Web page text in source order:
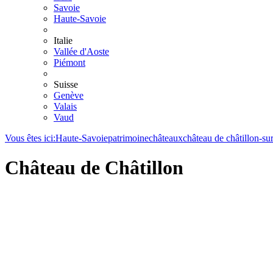
Savoie
Haute-Savoie
Italie
Vallée d'Aoste
Piémont
Suisse
Genève
Valais
Vaud
Vous êtes ici:Haute-Savoiepatrimoinechâteauxchâteau de châtillon-
Château de Châtillon